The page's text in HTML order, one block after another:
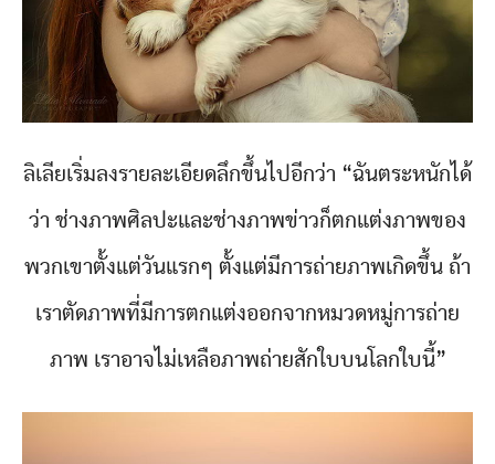
ลิเลียเริ่มลงรายละเอียดลึกขึ้นไปอีกว่า “ฉันตระหนักได้
ว่า ช่างภาพศิลปะและช่างภาพข่าวก็ตกแต่งภาพของ
พวกเขาตั้งแต่วันแรกๆ ตั้งแต่มีการถ่ายภาพเกิดขึ้น ถ้า
เราตัดภาพที่มีการตกแต่งออกจากหมวดหมู่การถ่าย
ภาพ เราอาจไม่เหลือภาพถ่ายสักใบบนโลกใบนี้”